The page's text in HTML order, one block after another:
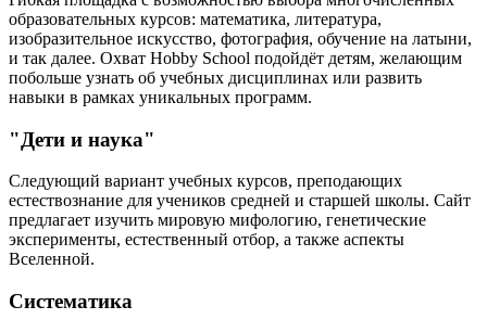
образовательных курсов: математика, литература,
изобразительное искусство, фотография, обучение на латыни,
и так далее. Охват Hobby School подойдёт детям, желающим
побольше узнать об учебных дисциплинах или развить
навыки в рамках уникальных программ.
"Дети и наука"
Следующий вариант учебных курсов, преподающих
естествознание для учеников средней и старшей школы. Сайт
предлагает изучить мировую мифологию, генетические
эксперименты, естественный отбор, а также аспекты
Вселенной.
Систематика